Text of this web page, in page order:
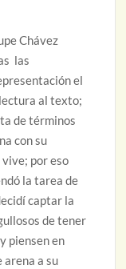
Chávez
las
el
al texto;
de términos
con su
por eso
la tarea de
captar la
de tener
piensen en
a su